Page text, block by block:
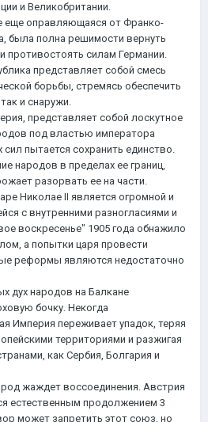
и Великобритании.
еще оправляющаяся от Франко-
была полна решимости вернуть
противостоять силам Германии.
представляет собой смесь
борьбы, стремясь обеcпечить
и снаружи.
представляет собой лоскутное
под властью императора
пытается сохранить единство.
народов в пределах ее границ,
разорвать ее на части.
Николае II является огромной и
с внутренними разногласиями и
воскресенье" 1905 года обнажило
а попытки царя провести
реформы являются недостаточно
дух народов на Балкане
бочку. Некогда
Империя переживает упадок, теряя
территориями и разжигая
как Сербия, Болгария и
жаждет воссоединения. Австрия
естественным продолжением 3
может запретить этот союз, но